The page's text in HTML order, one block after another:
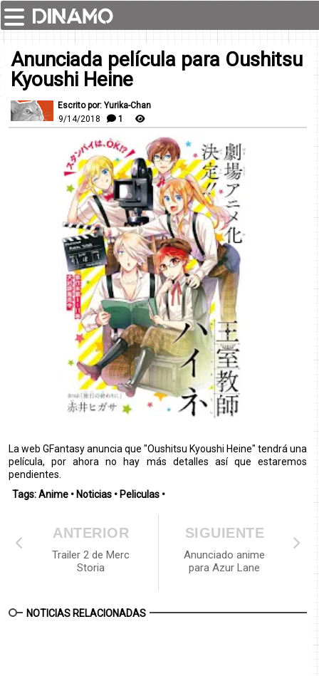
Anunciada película para Oushitsu
Kyoushi Heine
Escrito por: Yurika-Chan
9/14/2018
1
La web GFantasy anuncia que "Oushitsu Kyoushi Heine" tendrá una
película, por ahora no hay más detalles así que estaremos
pendientes.
Tags:Anime • Noticias • Peliculas •
SIGUIENTE
Anunciado anime
para Azur Lane
ANTERIOR
Trailer 2 de Merc
Storia
NOTICIAS RELACIONADAS